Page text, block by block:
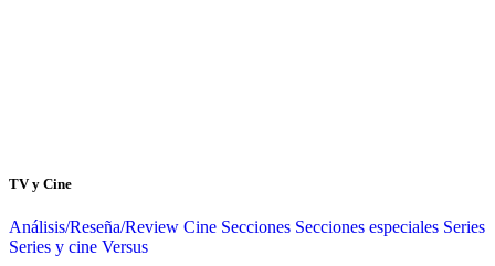
TV y Cine
Análisis/Reseña/Review Cine Secciones Secciones especiales Series
Series y cine Versus